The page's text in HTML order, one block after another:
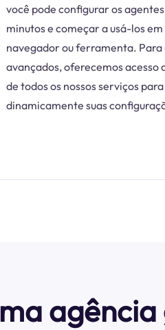
você pode configurar os
minutos e começar a usá-los
navegador ou ferramenta. Para
avançados, oferecemos acesso
de todos os nossos serviços
dinamicamente suas